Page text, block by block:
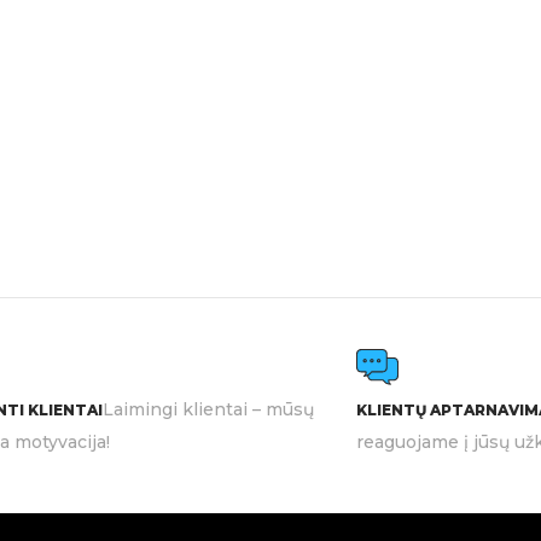
KLIENTAILaimingi klientai – mūsų
motyvacija!
KLIENTŲ
reaguojame į jūsų